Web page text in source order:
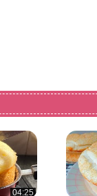
04:25